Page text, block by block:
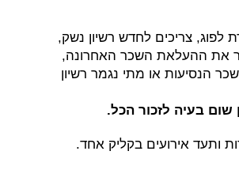
לפוג, צריכים לחדש רשיון נשק,
את ההעלאת השכר האחרונה,
הנסיעות או מתי נגמר רשיון
שום בעיה לזכור הכל.
ותעד אירועים בקליק אחד.